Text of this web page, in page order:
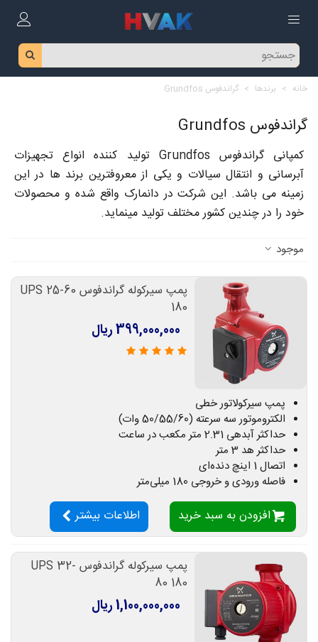
خانه > برندها > گراندفوس Grundfos
گراندفوس Grundfos
کمپانی گراندفوس Grundfos تولید کننده انواع تجهیزات
آبرسانی و انتقال سیالات و یکی از معروفترین برند ها در این
زمینه می باشد. این شرکت در دانمارک واقع شده و محصولات
خود را در چندین کشور مختلف تولید مینماید.
موجود
پمپ سیرکوله گراندفوس UPS 25-60
180
399,000,000 ریال
پمپ سیرکولاتور خطی
الکتروموتور سه سرعته (50/55/60 وات)
حداکثر آبدهی 2.31 متر مکعب در ساعت
حداکثر هد 3 متر
اتصال 1 اینچ دنده‌ای
فاصله ورودی و خروجی 180 میلی‌متر
افزودن به سبد خرید اطلاعات بیشتر
پمپ سیرکوله گراندفوس UPS 32-
80 180
1,100,000,000 ریال